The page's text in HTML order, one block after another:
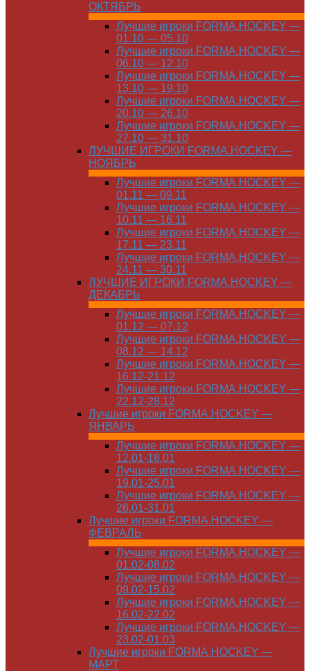
ОКТЯБРЬ
Лучшие игроки FORMA.HOCKEY —
01.10 — 05.10
Лучшие игроки FORMA.HOCKEY —
06.10 — 12.10
Лучшие игроки FORMA.HOCKEY —
13.10 — 19.10
Лучшие игроки FORMA.HOCKEY —
20.10 — 26.10
Лучшие игроки FORMA.HOCKEY —
27.10 — 31.10
ЛУЧШИЕ ИГРОКИ FORMA.HOCKEY —
НОЯБРЬ
Лучшие игроки FORMA.HOCKEY —
01.11 — 09.11
Лучшие игроки FORMA.HOCKEY —
10.11 — 16.11
Лучшие игроки FORMA.HOCKEY —
17.11 — 23.11
Лучшие игроки FORMA.HOCKEY —
24.11 — 30.11
ЛУЧШИЕ ИГРОКИ FORMA.HOCKEY —
ДЕКАБРЬ
Лучшие игроки FORMA.HOCKEY —
01.12 — 07.12
Лучшие игроки FORMA.HOCKEY —
08.12 — 14.12
Лучшие игроки FORMA.HOCKEY —
16.12-21.12
Лучшие игроки FORMA.HOCKEY —
22.12-28.12
Лучшие игроки FORMA.HOCKEY —
ЯНВАРЬ
Лучшие игроки FORMA.HOCKEY —
12.01-18.01
Лучшие игроки FORMA.HOCKEY —
19.01-25.01
Лучшие игроки FORMA.HOCKEY —
26.01-31.01
Лучшие игроки FORMA.HOCKEY —
ФЕВРАЛЬ
Лучшие игроки FORMA.HOCKEY —
01.02-08.02
Лучшие игроки FORMA.HOCKEY —
09.02-15.02
Лучшие игроки FORMA.HOCKEY —
16.02-22.02
Лучшие игроки FORMA.HOCKEY —
23.02-01.03
Лучшие игроки FORMA.HOCKEY —
МАРТ